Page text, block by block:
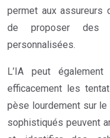
permet aux assureurs
de proposer des
personnalisées.
L’IA peut
efficacement les
pèse lourdement sur
sophistiqués peuvent